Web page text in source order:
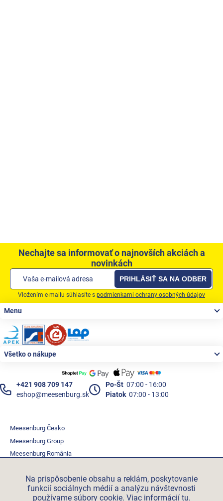
Na prispôsobenie obsahu a reklám, poskytovanie
funkcií sociálnych médií a analýzu návštevnosti
používame súbory cookie. Viac informácií tu.
Nechajte sa informovať o najnovších akciách a
novinkách
PRIHLÁSIŤ SA NA ODBER
Vložením e-mailu súhlasíte s podmienkami ochrany osobných údajov
Zápätie
Menu
Všetko o nákupe
+421 908 709 147
eshop@meesenburg.sk
Po-Št 07:00 - 16:00
Piatok 07:00 - 13:00
Meesenburg Česko
Meesenburg Group
Meesenburg România
Triotherm.cz
Stroxx.cz